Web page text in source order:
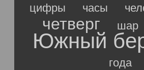
цифры часы
четверг шар
Южный
года